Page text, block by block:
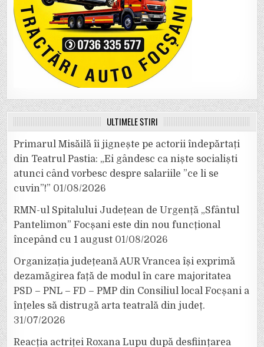
ULTIMELE ȘTIRI
Primarul Misăilă îi jignește pe actorii îndepărtați
din Teatrul Pastia: „Ei gândesc ca niște socialiști
atunci când vorbesc despre salariile ”ce li se
cuvin”!” 01/08/2026
RMN-ul Spitalului Județean de Urgență „Sfântul
Pantelimon” Focșani este din nou funcțional
începând cu 1 august 01/08/2026
Organizația județeană AUR Vrancea își exprimă
dezamăgirea față de modul în care majoritatea
PSD – PNL – FD – PMP din Consiliul local Focșani a
înțeles să distrugă arta teatrală din județ.
31/07/2026
Reacția actriței Roxana Lupu după desființarea